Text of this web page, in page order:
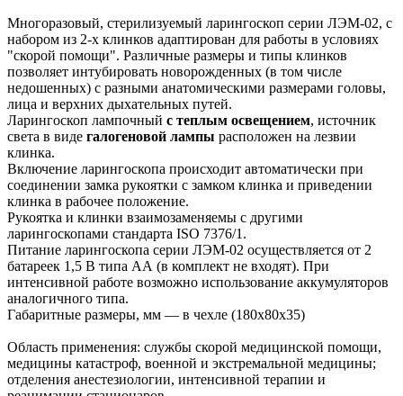
Многоразовый, стерилизуемый ларингоскоп серии ЛЭМ-02, с
набором из 2-х клинков адаптирован для работы в условиях
"скорой помощи". Различные размеры и типы клинков
позволяет интубировать новорожденных (в том числе
недошенных) с разными анатомическими размерами головы,
лица и верхних дыхательных путей.
Ларингоскоп лампочный с теплым освещением, источник
света в виде галогеновой лампы расположен на лезвии
клинка.
Включение ларингоскопа происходит автоматически при
соединении замка рукоятки с замком клинка и приведении
клинка в рабочее положение.
Рукоятка и клинки взаимозаменяемы с другими
ларингоскопами стандарта ISO 7376/1.
Питание ларингоскопа серии ЛЭМ-02 осуществляется от 2
батареек 1,5 В типа АА (в комплект не входят). При
интенсивной работе возможно использование аккумуляторов
аналогичного типа.
Габаритные размеры, мм — в чехле (180х80х35)
Область применения: службы скорой медицинской помощи,
медицины катастроф, военной и экстремальной медицины;
отделения анестезиологии, интенсивной терапии и